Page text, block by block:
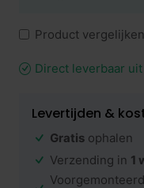
Product vergelijken
Direct leverbaar
Levertijden &
Gratis ophalen
Verzending in 1